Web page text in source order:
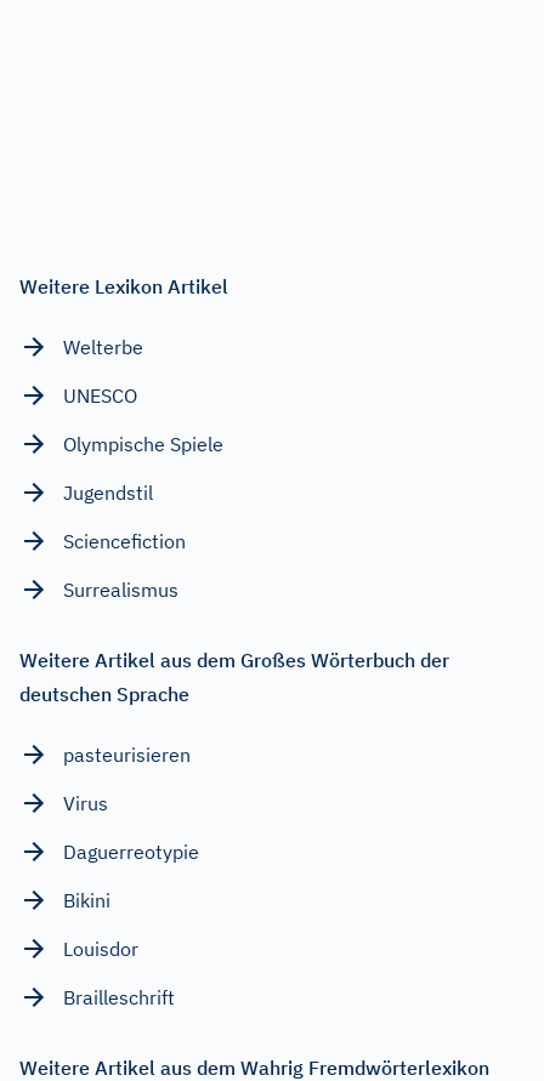
Weitere Lexikon Artikel
Welterbe
UNESCO
Olympische Spiele
Jugendstil
Sciencefiction
Surrealismus
Weitere Artikel aus dem Großes Wörterbuch der
deutschen Sprache
pasteurisieren
Virus
Daguerreotypie
Bikini
Louisdor
Brailleschrift
Weitere Artikel aus dem Wahrig Fremdwörterlexikon